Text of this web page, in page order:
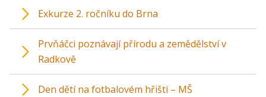
Exkurze 2. ročníku do Brna
Prvňáčci poznávají přírodu a zemědělství v
Radkově
Den dětí na fotbalovém hřišti – MŠ